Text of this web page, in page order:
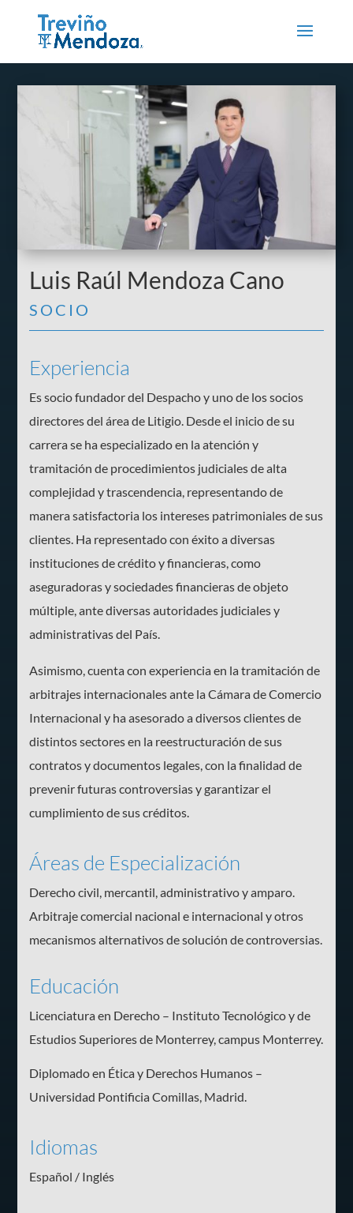
Luis Raúl Mendoza Cano
SOCIO
Experiencia
Es socio fundador del Despacho y uno de los socios
directores del área de Litigio. Desde el inicio de su
carrera se ha especializado en la atención y
tramitación de procedimientos judiciales de alta
complejidad y trascendencia, representando de
manera satisfactoria los intereses patrimoniales de sus
clientes. Ha representado con éxito a diversas
instituciones de crédito y financieras, como
aseguradoras y sociedades financieras de objeto
múltiple, ante diversas autoridades judiciales y
administrativas del País.
Asimismo, cuenta con experiencia en la tramitación de
arbitrajes internacionales ante la Cámara de Comercio
Internacional y ha asesorado a diversos clientes de
distintos sectores en la reestructuración de sus
contratos y documentos legales, con la finalidad de
prevenir futuras controversias y garantizar el
cumplimiento de sus créditos.
Áreas de Especialización
Derecho civil, mercantil, administrativo y amparo.
Arbitraje comercial nacional e internacional y otros
mecanismos alternativos de solución de controversias.
Educación
Licenciatura en Derecho – Instituto Tecnológico y de
Estudios Superiores de Monterrey, campus Monterrey.
Diplomado en Ética y Derechos Humanos –
Universidad Pontificia Comillas, Madrid.
Idiomas
Español / Inglés